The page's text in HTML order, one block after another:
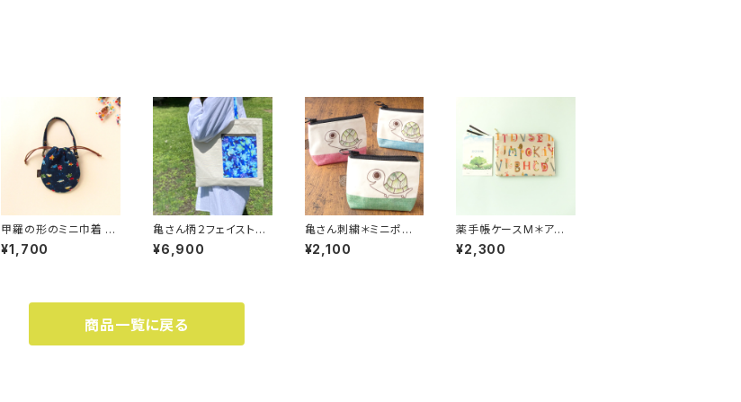
甲羅の形のミニ巾着 ＊
すいすい泳ぐ亀さんたち
＊ バッグの中で迷子に
¥1,700
亀さん柄２フェイストー
トバッグ＊Ocean Blue
Turtles＊ B4サイズも
¥6,900
亀さん刺繍＊ミニポー
チ＊甲羅刺繍色 グリー
ン系グラデーション＊ラ
¥2,100
薬手帳ケースM＊アルフ
ァベット亀さん＊B6サイ
ズ ラミネート生地７ぽっ
¥2,300
商品一覧に戻る